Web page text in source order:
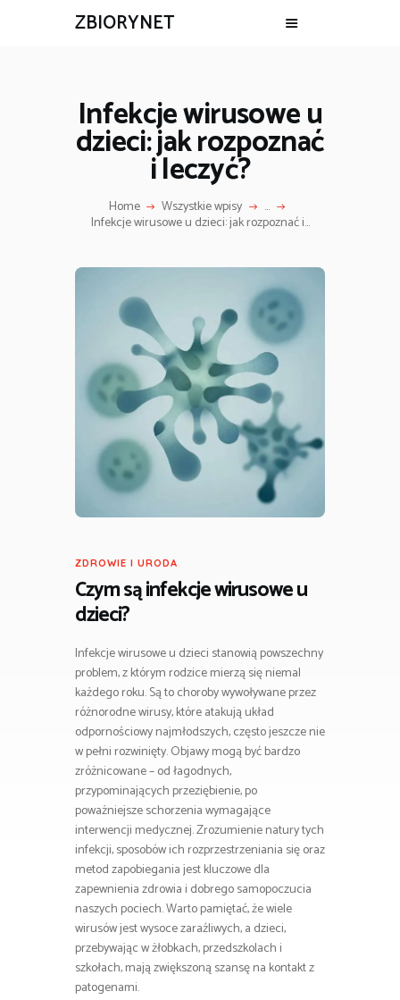
ZBIORYNET
Infekcje wirusowe u
dzieci: jak rozpoznać
i leczyć?
Home Wszystkie wpisy ...
Infekcje wirusowe u dzieci: jak rozpoznać i...
ZDROWIE I URODA
Czym są infekcje wirusowe u
dzieci?
Infekcje wirusowe u dzieci stanowią powszechny
problem, z którym rodzice mierzą się niemal
każdego roku. Są to choroby wywoływane przez
różnorodne wirusy, które atakują układ
odpornościowy najmłodszych, często jeszcze nie
w pełni rozwinięty. Objawy mogą być bardzo
zróżnicowane – od łagodnych,
przypominających przeziębienie, po
poważniejsze schorzenia wymagające
interwencji medycznej. Zrozumienie natury tych
infekcji, sposobów ich rozprzestrzeniania się oraz
metod zapobiegania jest kluczowe dla
zapewnienia zdrowia i dobrego samopoczucia
naszych pociech. Warto pamiętać, że wiele
wirusów jest wysoce zaraźliwych, a dzieci,
przebywając w żłobkach, przedszkolach i
szkołach, mają zwiększoną szansę na kontakt z
patogenami.